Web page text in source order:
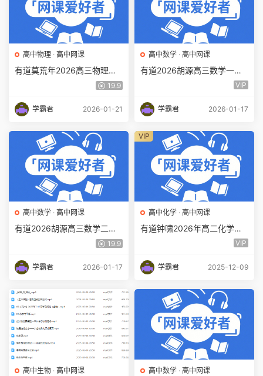
高中物理 · 高中网课
有道莫荒年2026高三物理二
轮复习寒假班网课教程百度网
19.9
学霸君 2026-01-21
高中数学 · 高中网课
有道2026胡源高三数学一轮
复习暑秋班视频教程百度网盘
VIP
学霸君 2026-01-17
高中数学 · 高中网课
有道2026胡源高三数学二轮
复习寒假班视频教程百度网盘
19.9
学霸君 2026-01-17
高中化学 · 高中网课
有道钟啸2026年高二化学上
学期暑假班网课教程百度网盘
VIP
学霸君 2025-12-09
VIP
高中生物 · 高中网课 高中数学 · 高中网课